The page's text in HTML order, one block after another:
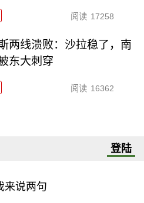
阅读 17258
两线溃败：沙拉稳了，南
东大刺穿
阅读 16362
登陆
来说两句